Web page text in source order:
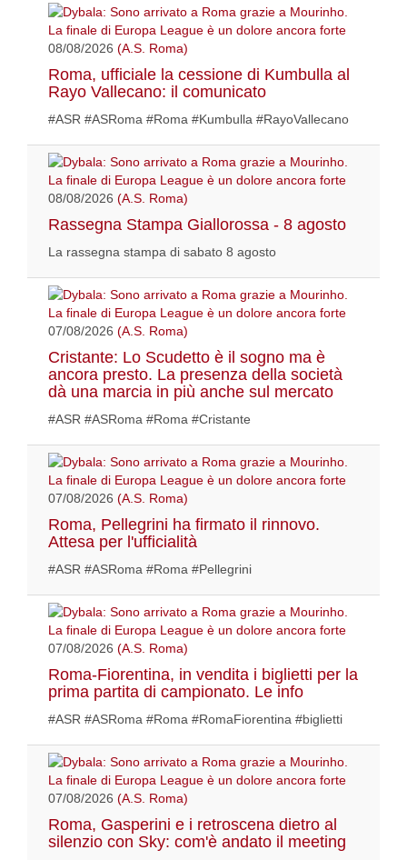
08/08/2026 (A.S. Roma)
Roma, ufficiale la cessione di Kumbulla al
Rayo Vallecano: il comunicato
#ASR #ASRoma #Roma #Kumbulla #RayoVallecano
08/08/2026 (A.S. Roma)
Rassegna Stampa Giallorossa - 8 agosto
La rassegna stampa di sabato 8 agosto
07/08/2026 (A.S. Roma)
Cristante: Lo Scudetto è il sogno ma è
ancora presto. La presenza della società
dà una marcia in più anche sul mercato
#ASR #ASRoma #Roma #Cristante
07/08/2026 (A.S. Roma)
Roma, Pellegrini ha firmato il rinnovo.
Attesa per l'ufficialità
#ASR #ASRoma #Roma #Pellegrini
07/08/2026 (A.S. Roma)
Roma-Fiorentina, in vendita i biglietti per la
prima partita di campionato. Le info
#ASR #ASRoma #Roma #RomaFiorentina #biglietti
07/08/2026 (A.S. Roma)
Roma, Gasperini e i retroscena dietro al
silenzio con Sky: com'è andato il meeting